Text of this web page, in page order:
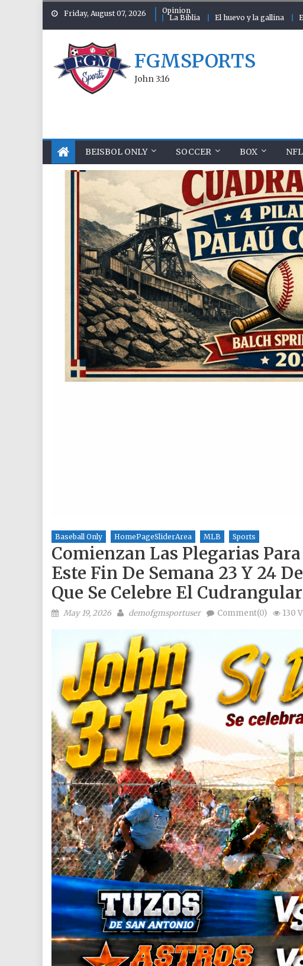
Friday, August 07, 2026
Opinion
La Biblia
El huevo y la gallina
FGMSPORTS
John 3:16
BEISBOL ONLY SOCCER BOX NFL
Baseball Only HomePageSliderArea MLB Sports
Comienzan Las Plegarias
Este Fin De Semana 23 Y 24
Que Se Celebre El
Posted on
May 19, 2026 Author
demofgmsportuser Comment(0) 130